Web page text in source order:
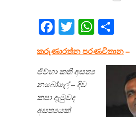
Facebook
Twitter
කරුණාරත්න පරණවිතාන​ –
ජිව්හා කති අසත්‍ය
නබෝලේ – දිව
කපා දැමුවද
අසත්‍යයක්